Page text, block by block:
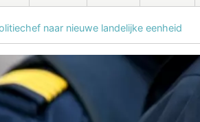
naar nieuwe landelijke eenheid